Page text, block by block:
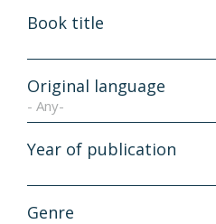
Book title
Original language
- Any-
Year of publication
Genre